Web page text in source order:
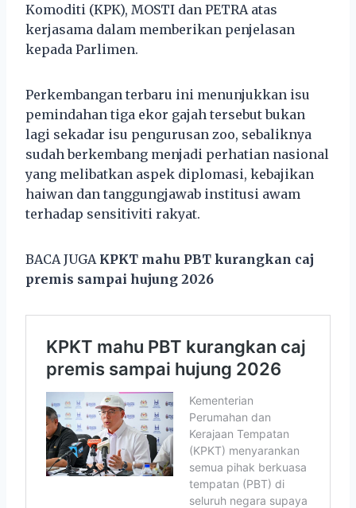
Komoditi (KPK), MOSTI dan PETRA atas
kerjasama dalam memberikan penjelasan
kepada Parlimen.
Perkembangan terbaru ini menunjukkan isu
pemindahan tiga ekor gajah tersebut bukan
lagi sekadar isu pengurusan zoo, sebaliknya
sudah berkembang menjadi perhatian nasional
yang melibatkan aspek diplomasi, kebajikan
haiwan dan tanggungjawab institusi awam
terhadap sensitiviti rakyat.
BACA JUGA KPKT mahu PBT kurangkan caj
premis sampai hujung 2026